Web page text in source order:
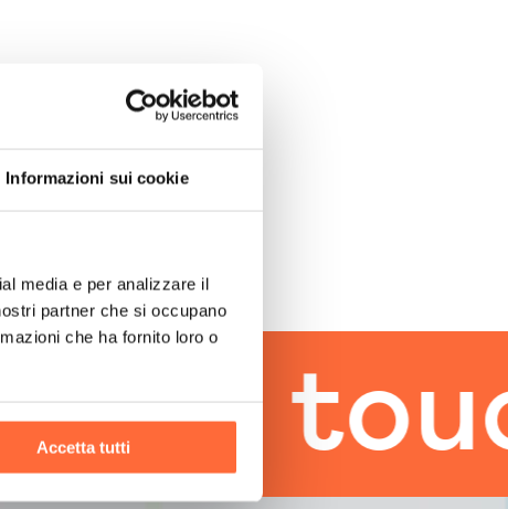
Informazioni sui cookie
media e per analizzare il
partner che si occupano
che ha fornito loro o
Accetta tutti
touch